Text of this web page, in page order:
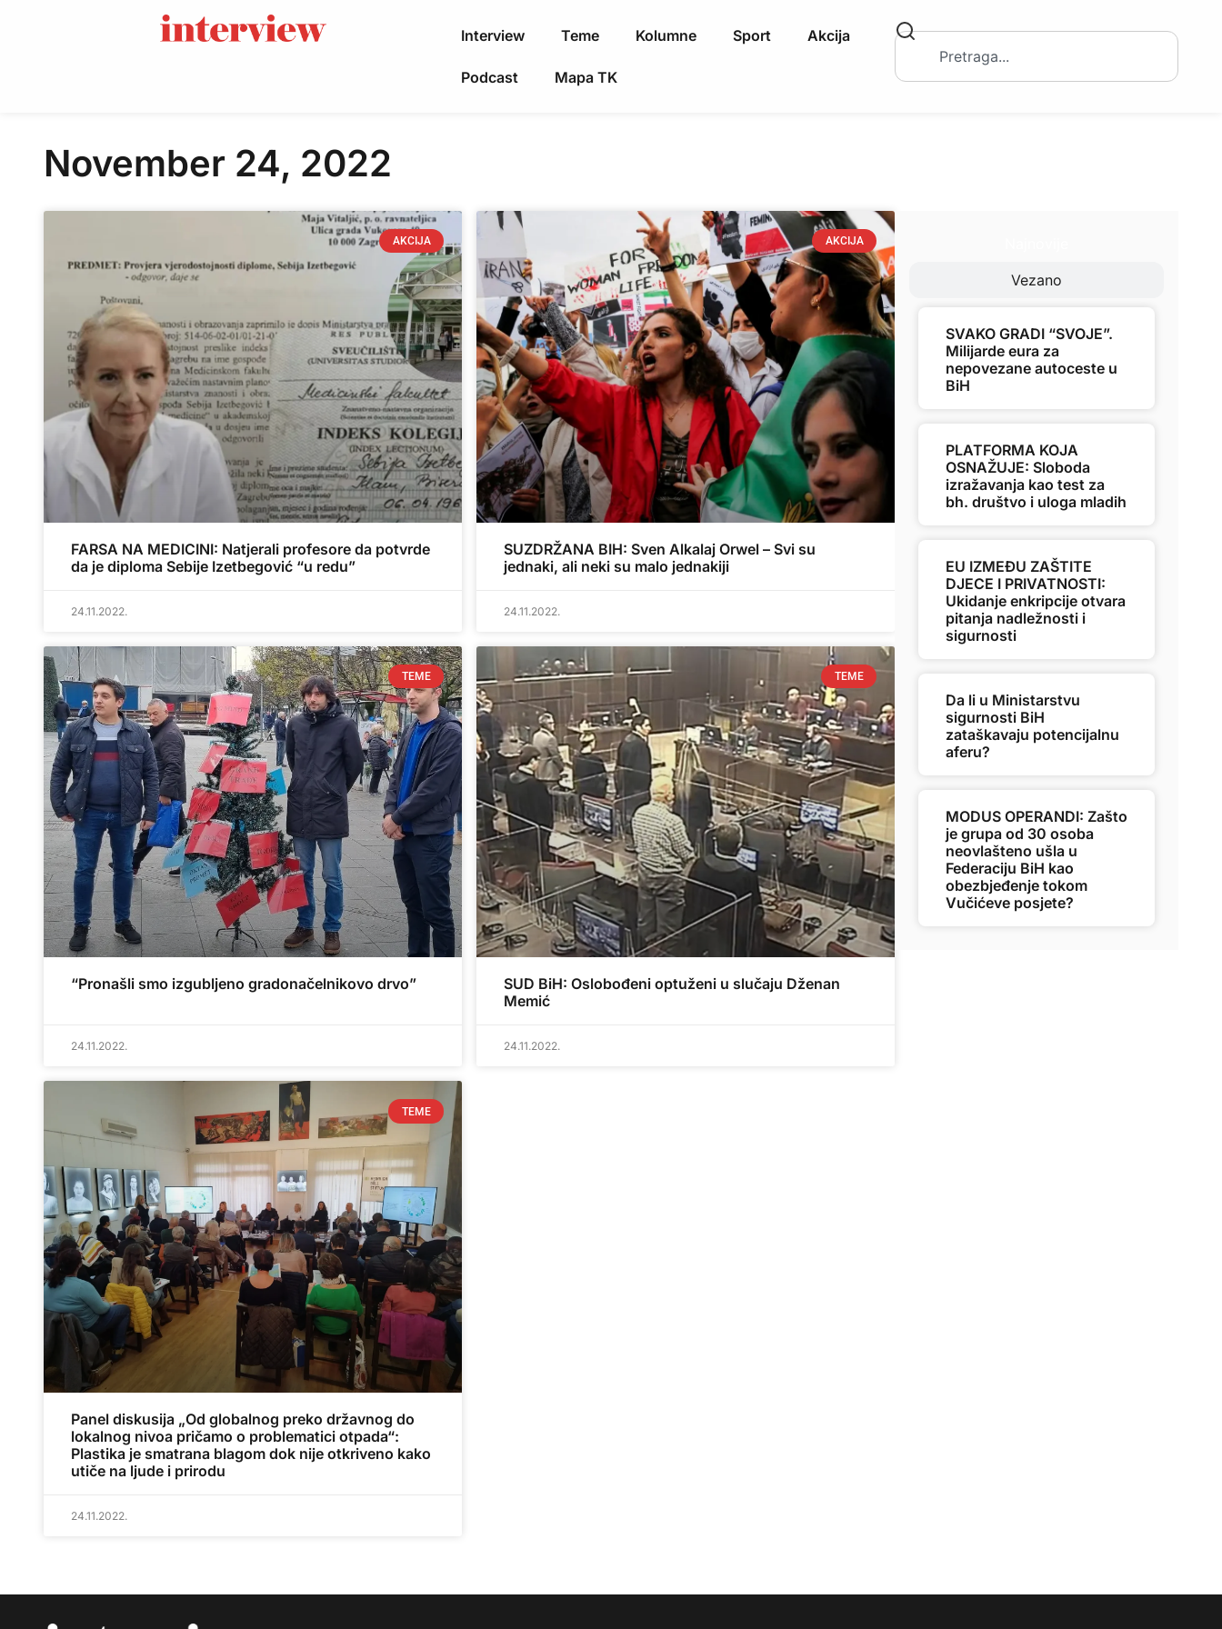
Interview Teme Kolumne Sport Akcija
Podcast Mapa TK
November 24, 2022
AKCIJA
FARSA NA MEDICINI: Natjerali profesore da potvrde
da je diploma Sebije Izetbegović “u redu”
24.11.2022.
AKCIJA
SUZDRŽANA BIH: Sven Alkalaj Orwel – Svi su
jednaki, ali neki su malo jednakiji
24.11.2022.
TEME
“Pronašli smo izgubljeno gradonačelnikovo drvo”
24.11.2022.
TEME
SUD BiH: Oslobođeni optuženi u slučaju Dženan
Memić
24.11.2022.
TEME
Panel diskusija „Od globalnog preko državnog do
lokalnog nivoa pričamo o problematici otpada“:
Plastika je smatrana blagom dok nije otkriveno kako
utiče na ljude i prirodu
24.11.2022.
Vezano
SVAKO GRADI “SVOJE”.
Milijarde eura za
nepovezane autoceste u
BiH
PLATFORMA KOJA
OSNAŽUJE: Sloboda
izražavanja kao test za
bh. društvo i uloga mladih
EU IZMEĐU ZAŠTITE
DJECE I PRIVATNOSTI:
Ukidanje enkripcije otvara
pitanja nadležnosti i
sigurnosti
Da li u Ministarstvu
sigurnosti BiH
zataškavaju potencijalnu
aferu?
MODUS OPERANDI: Zašto
je grupa od 30 osoba
neovlašteno ušla u
Federaciju BiH kao
obezbjeđenje tokom
Vučićeve posjete?